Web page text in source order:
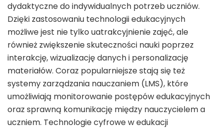
dydaktyczne do indywidualnych potrzeb uczniów.
Dzięki zastosowaniu technologii edukacyjnych
możliwe jest nie tylko uatrakcyjnienie zajęć, ale
również zwiększenie skuteczności nauki poprzez
interakcję, wizualizację danych i personalizację
materiałów. Coraz popularniejsze stają się też
systemy zarządzania nauczaniem (LMS), które
umożliwiają monitorowanie postępów edukacyjnych
oraz sprawną komunikację między nauczycielem a
uczniem. Technologie cyfrowe w edukacji